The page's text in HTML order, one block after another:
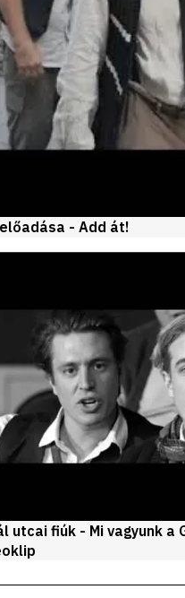
- Add át!
utcai fiúk - Mi vagyunk